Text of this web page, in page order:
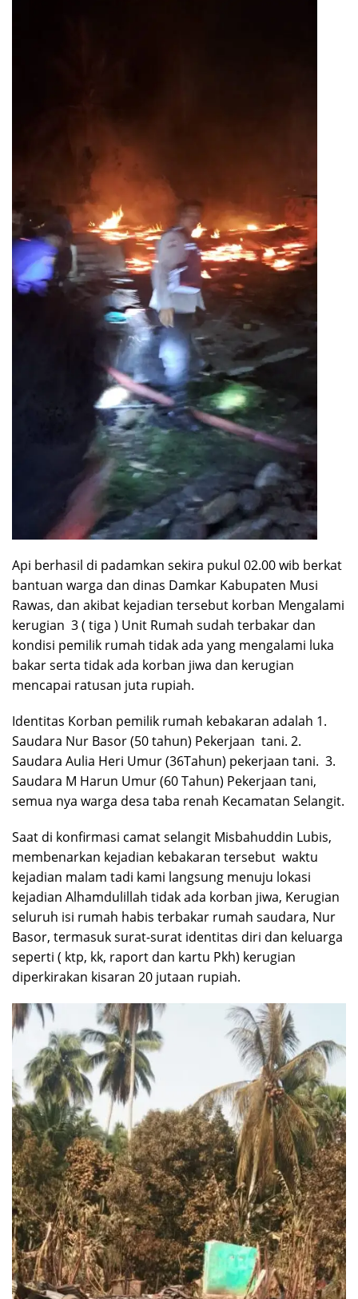
Api berhasil di padamkan sekira pukul 02.00 wib berkat
bantuan warga dan dinas Damkar Kabupaten Musi
Rawas, dan akibat kejadian tersebut korban Mengalami
kerugian 3 ( tiga ) Unit Rumah sudah terbakar dan
kondisi pemilik rumah tidak ada yang mengalami luka
bakar serta tidak ada korban jiwa dan kerugian
mencapai ratusan juta rupiah.
Identitas Korban pemilik rumah kebakaran adalah 1.
Saudara Nur Basor (50 tahun) Pekerjaan tani. 2.
Saudara Aulia Heri Umur (36Tahun) pekerjaan tani. 3.
Saudara M Harun Umur (60 Tahun) Pekerjaan tani,
semua nya warga desa taba renah Kecamatan Selangit.
Saat di konfirmasi camat selangit Misbahuddin Lubis,
membenarkan kejadian kebakaran tersebut waktu
kejadian malam tadi kami langsung menuju lokasi
kejadian Alhamdulillah tidak ada korban jiwa, Kerugian
seluruh isi rumah habis terbakar rumah saudara, Nur
Basor, termasuk surat-surat identitas diri dan keluarga
seperti ( ktp, kk, raport dan kartu Pkh) kerugian
diperkirakan kisaran 20 jutaan rupiah.